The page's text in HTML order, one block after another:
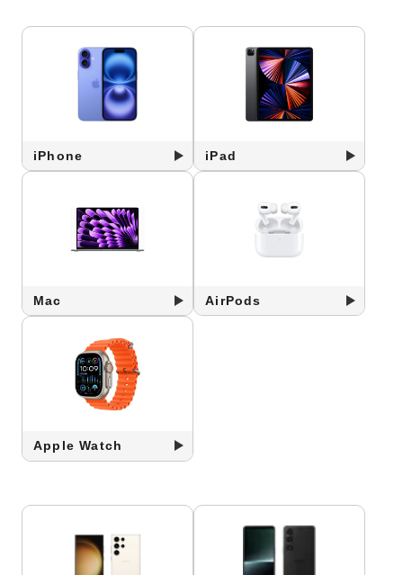
iPhone iPad
Mac AirPods
Apple Watch